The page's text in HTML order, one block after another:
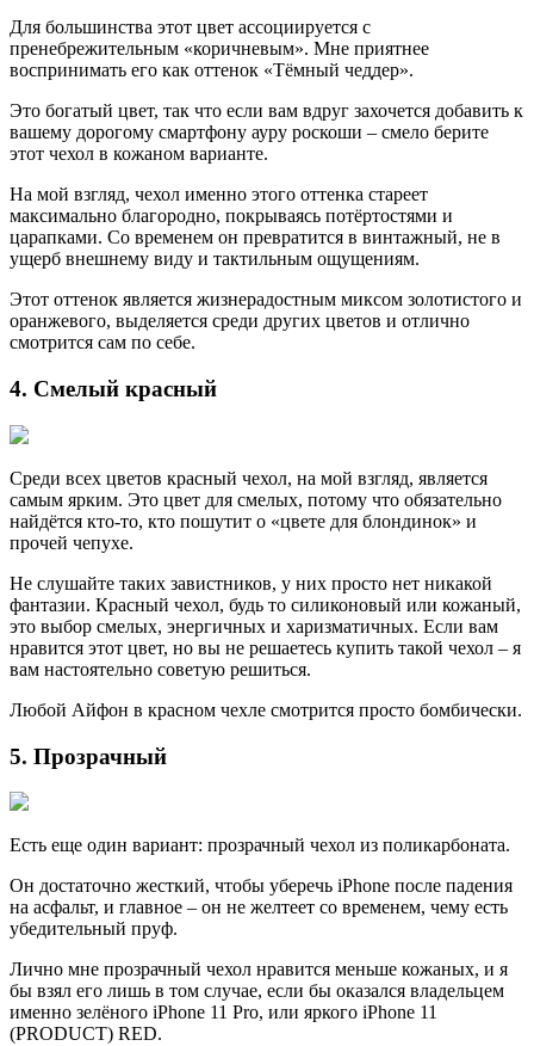
Для большинства этот цвет ассоциируется с
пренебрежительным «коричневым». Мне приятнее
воспринимать его как оттенок «Тёмный чеддер».
Это богатый цвет, так что если вам вдруг захочется добавить к
вашему дорогому смартфону ауру роскоши – смело берите
этот чехол в кожаном варианте.
На мой взгляд, чехол именно этого оттенка стареет
максимально благородно, покрываясь потёртостями и
царапками. Со временем он превратится в винтажный, не в
ущерб внешнему виду и тактильным ощущениям.
Этот оттенок является жизнерадостным миксом золотистого и
оранжевого, выделяется среди других цветов и отлично
смотрится сам по себе.
4. Смелый красный
Среди всех цветов красный чехол, на мой взгляд, является
самым ярким. Это цвет для смелых, потому что обязательно
найдётся кто-то, кто пошутит о «цвете для блондинок» и
прочей чепухе.
Не слушайте таких завистников, у них просто нет никакой
фантазии. Красный чехол, будь то силиконовый или кожаный,
это выбор смелых, энергичных и харизматичных. Если вам
нравится этот цвет, но вы не решаетесь купить такой чехол – я
вам настоятельно советую решиться.
Любой Айфон в красном чехле смотрится просто бомбически.
5. Прозрачный
Есть еще один вариант: прозрачный чехол из поликарбоната.
Он достаточно жесткий, чтобы уберечь iPhone после падения
на асфальт, и главное – он не желтеет со временем, чему есть
убедительный пруф.
Лично мне прозрачный чехол нравится меньше кожаных, и я
бы взял его лишь в том случае, если бы оказался владельцем
именно зелёного iPhone 11 Pro, или яркого iPhone 11
(PRODUCT) RED.